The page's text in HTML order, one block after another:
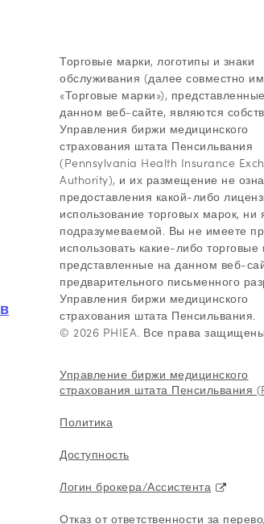
Торговые марки, логотипы и знаки
обслуживания (далее совместно
«Торговые марки»),
данном веб-сайте, являются
Управления биржи медицинского
страхования штата Пенсильвания
(Pennsylvania Health Insurance
Authority), и их размещение не
предоставления какой-либо
использование торговых марок, ни
подразумеваемой. Вы не имеете
использовать какие-либо торговые
представленные на данном веб-
предварительного письменного
Управления биржи медицинского
страхования штата Пенсильвания.
© 2026 PHIEA. Все права
Управление биржи медицинского
страхования штата Пенсильвания
Политика
Доступность
Логин брокера/Ассистента
Отказ от ответственности за